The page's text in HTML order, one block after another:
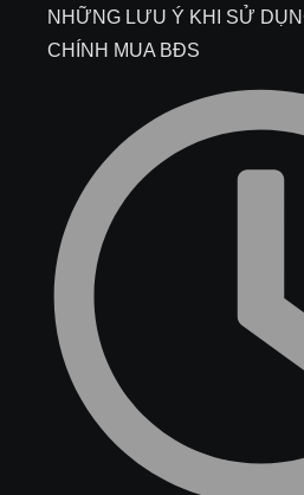
NHỮNG LƯU Ý KHI SỬ
CHÍNH MUA BĐS​